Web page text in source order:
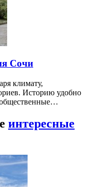
Сочи
климату,
Историю удобно
общественные…
интересные